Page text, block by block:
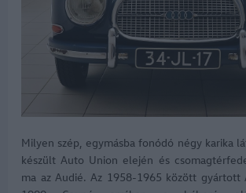
Milyen szép, egymásba fonódó négy karika
készült Auto Union elején és
ma az Audié. Az 1958-1965 között gyártott